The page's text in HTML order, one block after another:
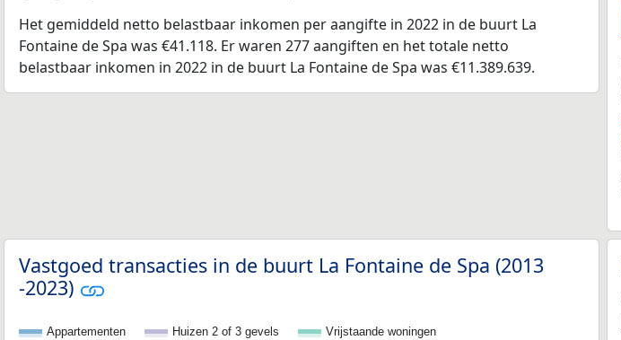
Het gemiddeld netto belastbaar inkomen per aangifte in 2022 in de buurt La
Fontaine de Spa was €41.118. Er waren 277 aangiften en het totale netto
belastbaar inkomen in 2022 in de buurt La Fontaine de Spa was €11.389.639.
Vastgoed transacties in de buurt La Fontaine de Spa (2013
-2023)
Appartementen Huizen 2 of 3 gevels Vrijstaande woningen